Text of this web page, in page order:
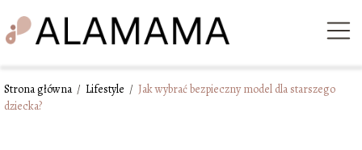
Strona główna / Lifestyle / Jak wybrać bezpieczny model dla starszego
dziecka?